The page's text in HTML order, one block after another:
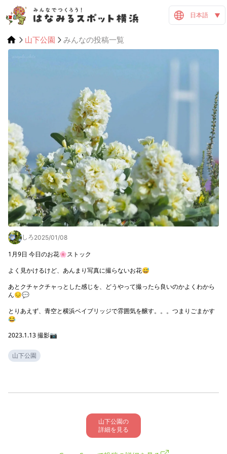
日本語
山下公園 みんなの投稿一覧
しろ2025/01/08
1月9日 今日のお花🌸ストック
よく見かけるけど、あんまり写真に撮らないお花😅
あとクチャクチャっとした感じを、どうやって撮ったら良いのかよくわから
ん😔💬
とりあえず、青空と横浜ベイブリッジで雰囲気を醸す。。。つまりごまかす
😂
2023.1.13 撮影📷
山下公園
山下公園の
詳細を見る